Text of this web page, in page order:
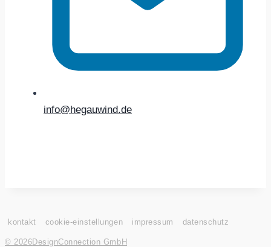
info@hegauwind.de
kontakt cookie-einstellungen impressum datenschutz
© 2026DesignConnection GmbH